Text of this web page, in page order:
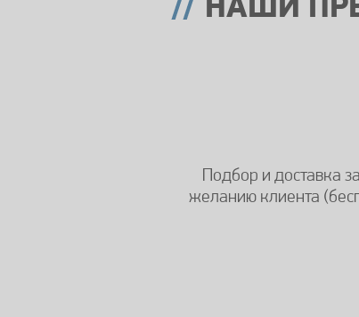
Подбор и доставка
желанию клиента